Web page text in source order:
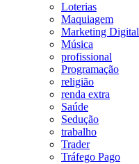
Loterias
Maquiagem
Marketing Digital
Música
profissional
Programação
religião
renda extra
Saúde
Sedução
trabalho
Trader
Tráfego Pago